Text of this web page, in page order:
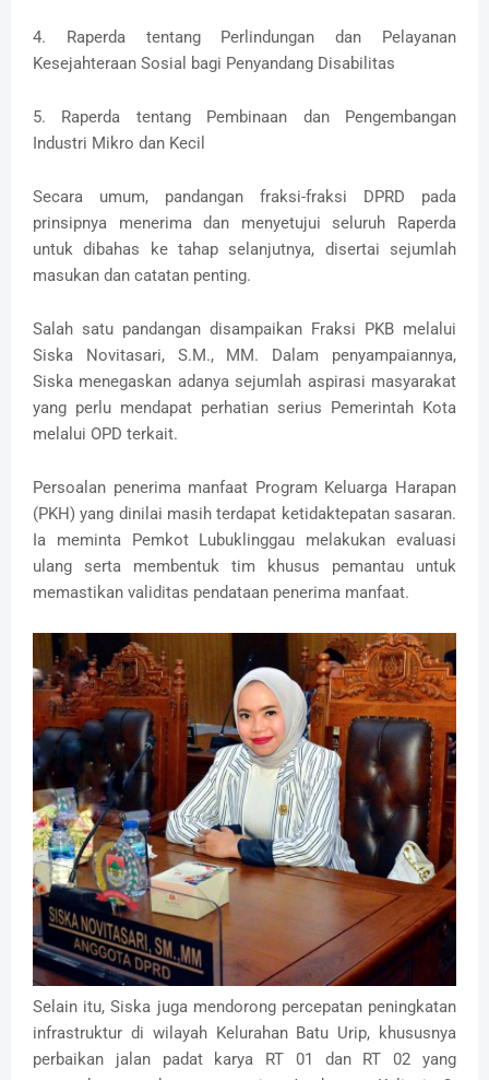
‎4. Raperda tentang Perlindungan dan Pelayanan
Kesejahteraan Sosial bagi Penyandang Disabilitas
‎5. Raperda tentang Pembinaan dan Pengembangan
Industri Mikro dan Kecil
‎Secara umum, pandangan fraksi-fraksi DPRD pada
prinsipnya menerima dan menyetujui seluruh Raperda
untuk dibahas ke tahap selanjutnya, disertai sejumlah
masukan dan catatan penting.
‎Salah satu pandangan disampaikan Fraksi PKB melalui
Siska Novitasari, S.M., MM. Dalam penyampaiannya,
Siska menegaskan adanya sejumlah aspirasi masyarakat
yang perlu mendapat perhatian serius Pemerintah Kota
melalui OPD terkait.
‎Persoalan penerima manfaat Program Keluarga Harapan
(PKH) yang dinilai masih terdapat ketidaktepatan sasaran.
Ia meminta Pemkot Lubuklinggau melakukan evaluasi
ulang serta membentuk tim khusus pemantau untuk
memastikan validitas pendataan penerima manfaat.
Selain itu, Siska juga mendorong percepatan peningkatan
infrastruktur di wilayah Kelurahan Batu Urip, khususnya
perbaikan jalan padat karya RT 01 dan RT 02 yang